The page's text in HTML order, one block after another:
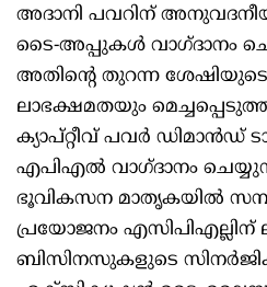
അദാനി പവറിന്
ടൈ-അപ്പുകൾ വാഗ്ദാനം
അതിന്റെ തുറന്ന
ലാഭക്ഷമതയും
ക്യാപ്റ്റീവ് പവർ ഡിമാൻഡ്
എപിഎൽ വാഗ്ദാനം
ഭൂവികസന മാതൃകയിൽ
പ്രയോജനം എസിപിഎല്ലിന്
ബിസിനസുകളുടെ